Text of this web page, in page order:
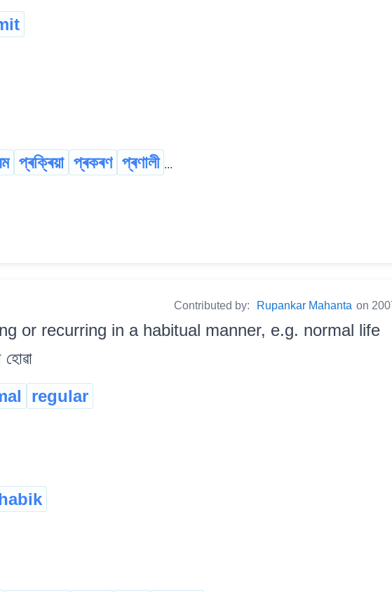
প্ৰক্ৰিয়া প্ৰকৰণ প্ৰণালী ...
Contributed by: Rupankar Mahanta on
or recurring in a habitual manner, e.g. normal life
হোৱা
regular